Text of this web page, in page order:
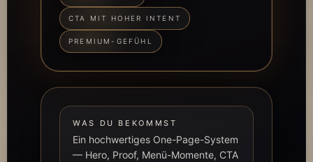
CTA MIT HOHER INTENT
PREMIUM-GEFÜHL
WAS DU BEKOMMST
Ein hochwertiges One-Page-System
— Hero, Proof, Menü-Momente, CTA